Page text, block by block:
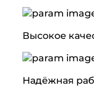
Высокое
Надёжная